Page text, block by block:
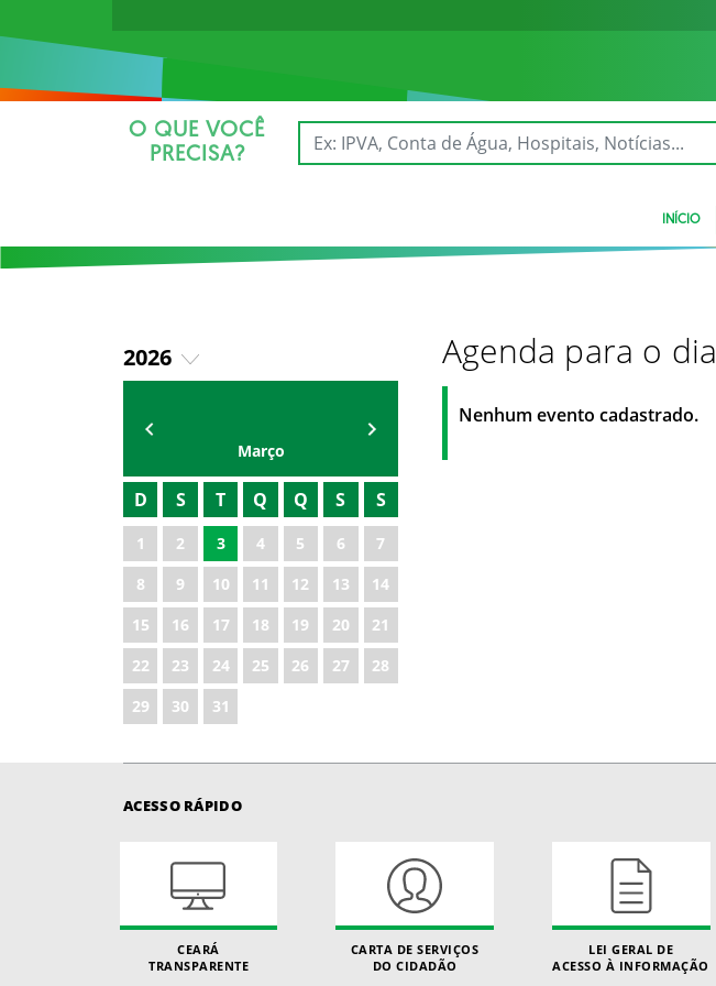
O QUE VOCÊ
PRECISA?
INÍCIO
2026
Março
D S T Q Q S S
1 2 3 4 5 6
7
8
9 10 11 12 13
14
15
16 17 18 19 20
21
22
23 24 25 26 27
28
29
30 31
Agenda para o dia
Nenhum evento cadastrado.
ACESSO RÁPIDO
CEARÁ
TRANSPARENTE
CARTA DE SERVIÇOS
DO CIDADÃO
LEI GERAL DE
ACESSO À INFORMAÇÃO